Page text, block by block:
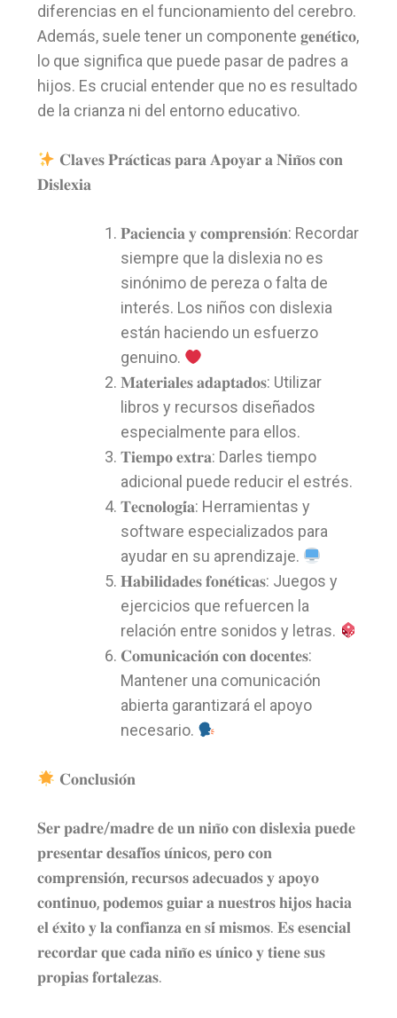
diferencias en el funcionamiento del cerebro.
Además, suele tener un componente 𝐠𝐞𝐧𝐞́𝐭𝐢𝐜𝐨,
lo que significa que puede pasar de padres a
hijos. Es crucial entender que no es resultado
de la crianza ni del entorno educativo.
𝐂𝐥𝐚𝐯𝐞𝐬 𝐏𝐫𝐚́𝐜𝐭𝐢𝐜𝐚𝐬 𝐩𝐚𝐫𝐚 𝐀𝐩𝐨𝐲𝐚𝐫 𝐚 𝐍𝐢𝐧̃𝐨𝐬 𝐜𝐨𝐧
𝐃𝐢𝐬𝐥𝐞𝐱𝐢𝐚
𝐏𝐚𝐜𝐢𝐞𝐧𝐜𝐢𝐚 𝐲 𝐜𝐨𝐦𝐩𝐫𝐞𝐧𝐬𝐢𝐨́𝐧: Recordar
siempre que la dislexia no es
sinónimo de pereza o falta de
interés. Los niños con dislexia
están haciendo un esfuerzo
genuino.
𝐌𝐚𝐭𝐞𝐫𝐢𝐚𝐥𝐞𝐬 𝐚𝐝𝐚𝐩𝐭𝐚𝐝𝐨𝐬: Utilizar
libros y recursos diseñados
especialmente para ellos.
𝐓𝐢𝐞𝐦𝐩𝐨 𝐞𝐱𝐭𝐫𝐚: Darles tiempo
adicional puede reducir el estrés.
𝐓𝐞𝐜𝐧𝐨𝐥𝐨𝐠𝐢́𝐚: Herramientas y
software especializados para
ayudar en su aprendizaje.
𝐇𝐚𝐛𝐢𝐥𝐢𝐝𝐚𝐝𝐞𝐬 𝐟𝐨𝐧𝐞́𝐭𝐢𝐜𝐚𝐬: Juegos y
ejercicios que refuercen la
relación entre sonidos y letras.
𝐂𝐨𝐦𝐮𝐧𝐢𝐜𝐚𝐜𝐢𝐨́𝐧 𝐜𝐨𝐧 𝐝𝐨𝐜𝐞𝐧𝐭𝐞𝐬:
Mantener una comunicación
abierta garantizará el apoyo
necesario.
𝐂𝐨𝐧𝐜𝐥𝐮𝐬𝐢𝐨́𝐧
𝐒𝐞𝐫 𝐩𝐚𝐝𝐫𝐞/𝐦𝐚𝐝𝐫𝐞 𝐝𝐞 𝐮𝐧 𝐧𝐢𝐧̃𝐨 𝐜𝐨𝐧 𝐝𝐢𝐬𝐥𝐞𝐱𝐢𝐚 𝐩𝐮𝐞𝐝𝐞
𝐩𝐫𝐞𝐬𝐞𝐧𝐭𝐚𝐫 𝐝𝐞𝐬𝐚𝐟𝐢́𝐨𝐬 𝐮́𝐧𝐢𝐜𝐨𝐬, 𝐩𝐞𝐫𝐨 𝐜𝐨𝐧
𝐜𝐨𝐦𝐩𝐫𝐞𝐧𝐬𝐢𝐨́𝐧, 𝐫𝐞𝐜𝐮𝐫𝐬𝐨𝐬 𝐚𝐝𝐞𝐜𝐮𝐚𝐝𝐨𝐬 𝐲 𝐚𝐩𝐨𝐲𝐨
𝐜𝐨𝐧𝐭𝐢𝐧𝐮𝐨, 𝐩𝐨𝐝𝐞𝐦𝐨𝐬 𝐠𝐮𝐢𝐚𝐫 𝐚 𝐧𝐮𝐞𝐬𝐭𝐫𝐨𝐬 𝐡𝐢𝐣𝐨𝐬 𝐡𝐚𝐜𝐢𝐚
𝐞𝐥 𝐞́𝐱𝐢𝐭𝐨 𝐲 𝐥𝐚 𝐜𝐨𝐧𝐟𝐢𝐚𝐧𝐳𝐚 𝐞𝐧 𝐬𝐢́ 𝐦𝐢𝐬𝐦𝐨𝐬. 𝐄𝐬 𝐞𝐬𝐞𝐧𝐜𝐢𝐚𝐥
𝐫𝐞𝐜𝐨𝐫𝐝𝐚𝐫 𝐪𝐮𝐞 𝐜𝐚𝐝𝐚 𝐧𝐢𝐧̃𝐨 𝐞𝐬 𝐮́𝐧𝐢𝐜𝐨 𝐲 𝐭𝐢𝐞𝐧𝐞 𝐬𝐮𝐬
𝐩𝐫𝐨𝐩𝐢𝐚𝐬 𝐟𝐨𝐫𝐭𝐚𝐥𝐞𝐳𝐚𝐬.